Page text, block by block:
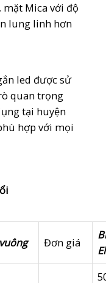
Mica với độ
lung linh hơn
led được sử
quan trọng
tại huyện
hợp với mọi
Đơn giá